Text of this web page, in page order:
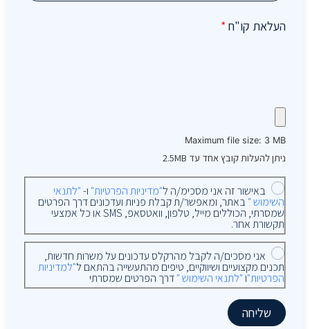
העלאת קו"ח *
Maximum file size: 3 MB
ניתן להעלות קובץ אחד עד 2.5MB
באישור זה אני מסכימ/ה ל"מדיניות הפרטיות" ו-"לתנאי
השימוש " באתר, ומאפשר/ת קבלת פניות ועדכונים דרך הפרטים
שמסרתי, הכוללים מייל, טלפון, וואטסאפ, SMS או כל אמצעי
תקשורת אחר.
אני מסכים/ה לקבל מהרקלס עדכונים על משרות חדשות,
תכנים מקצועיים ושיווקיים, טיפים מהתעשייה בהתאם ל"למדיניות
הפרטיות"ו "לתנאי השימוש "דרך הפרטים שמסרתי
שליחה